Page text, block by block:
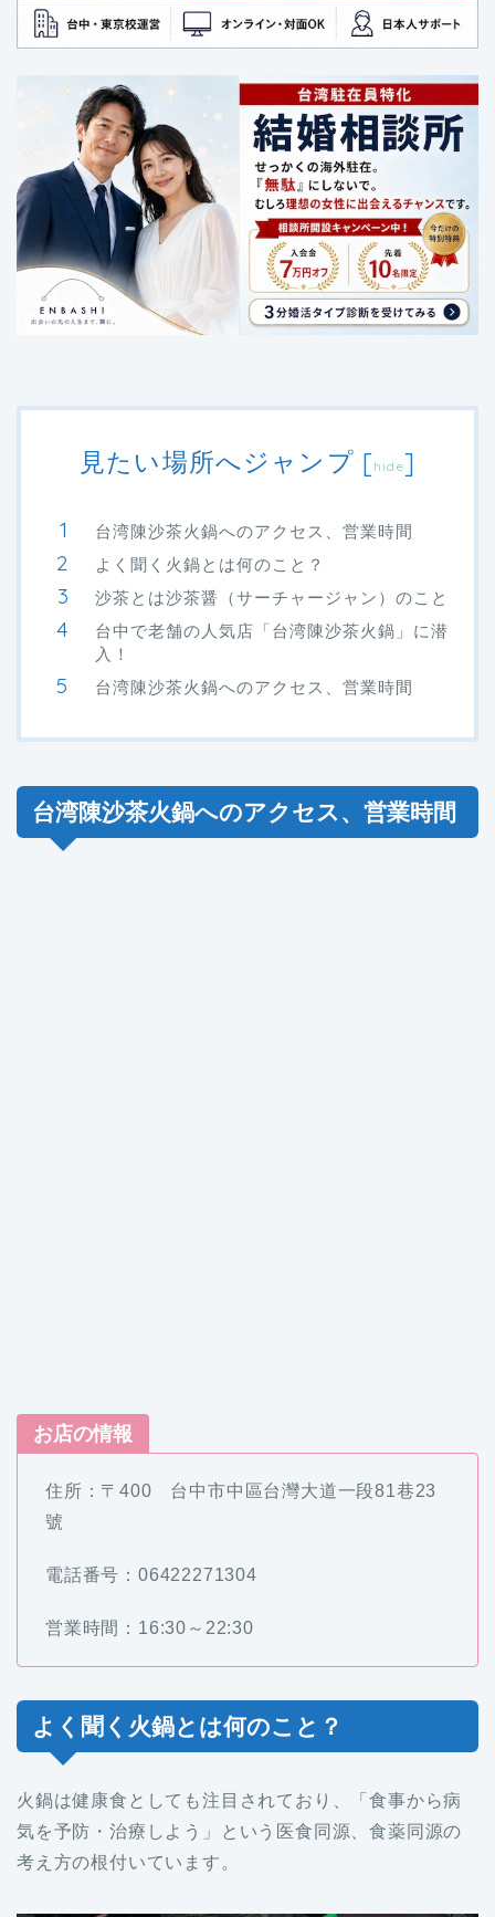
見たい場所へジャンプ [hide]
台湾陳沙茶火鍋へのアクセス、営業時間
よく聞く火鍋とは何のこと？
沙茶とは沙茶醤（サーチャージャン）のこと
台中で老舗の人気店「台湾陳沙茶火鍋」に潜
入！
台湾陳沙茶火鍋へのアクセス、営業時間
台湾陳沙茶火鍋へのアクセス、営業時間
お店の情報
住所：〒400 台中市中區台灣大道一段81巷23
號
電話番号：06422271304
営業時間：16:30～22:30
よく聞く火鍋とは何のこと？
火鍋は健康食としても注目されており、「食事から病
気を予防・治療しよう」という医食同源、食薬同源の
考え方の根付いています。